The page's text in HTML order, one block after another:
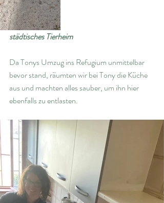
städtisches Tierheim
Da Tonys Umzug ins Refugium unmittelbar
bevor stand, räumten wir bei Tony die Küche
aus und machten alles sauber, um ihn hier
ebenfalls zu entlasten.